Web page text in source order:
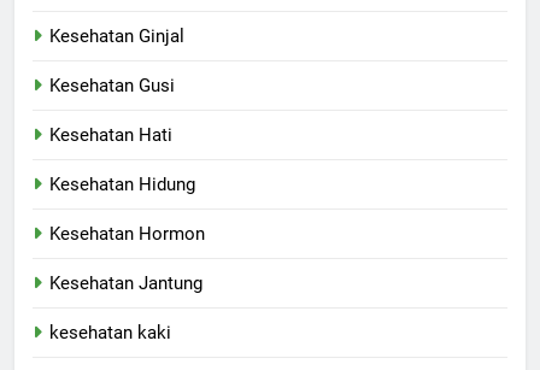
Kesehatan Ginjal
Kesehatan Gusi
Kesehatan Hati
Kesehatan Hidung
Kesehatan Hormon
Kesehatan Jantung
kesehatan kaki